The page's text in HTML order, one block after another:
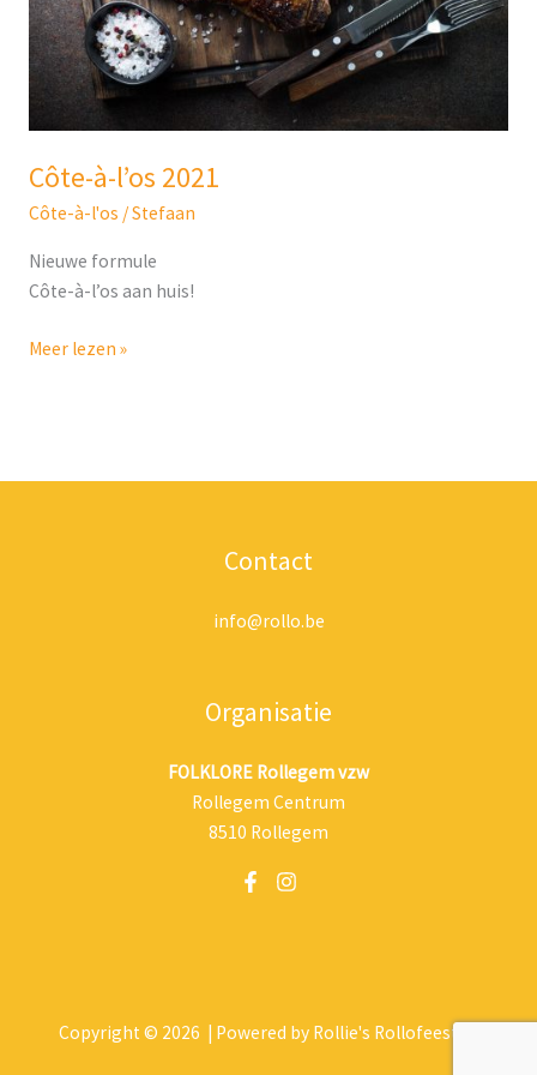
Côte-à-l’os 2021
Côte-à-l'os /Stefaan
Nieuwe formule
Côte-à-l’os aan huis!
Meer lezen »
Contact
info@rollo.be
Organisatie
FOLKLORE Rollegem vzw
Rollegem Centrum
8510 Rollegem
Copyright © 2026 | Powered by Rollie's Rollofeesten